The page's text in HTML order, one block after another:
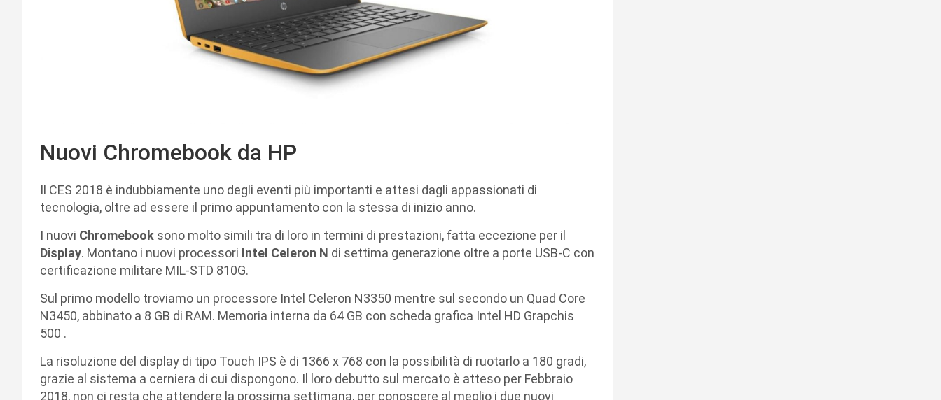
Nuovi Chromebook da HP
Il CES 2018 è indubbiamente uno degli eventi più importanti e attesi dagli appassionati di
tecnologia, oltre ad essere il primo appuntamento con la stessa di inizio anno.
I nuovi Chromebook sono molto simili tra di loro in termini di prestazioni, fatta eccezione per il
Display. Montano i nuovi processori Intel Celeron N di settima generazione oltre a porte USB-C con
certificazione militare MIL-STD 810G.
Sul primo modello troviamo un processore Intel Celeron N3350 mentre sul secondo un Quad Core
N3450, abbinato a 8 GB di RAM. Memoria interna da 64 GB con scheda grafica Intel HD Grapchis
500 .
La risoluzione del display di tipo Touch IPS è di 1366 x 768 con la possibilità di ruotarlo a 180 gradi,
grazie al sistema a cerniera di cui dispongono. Il loro debutto sul mercato è atteso per Febbraio
2018, non ci resta che attendere la prossima settimana, per conoscere al meglio i due nuovi